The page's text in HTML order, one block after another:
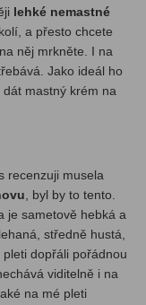
lehké nemastné
a přesto chcete
něj mrkněte. I na
Jako ideál ho
mastný krém na
recenzuji musela
, byl by to tento.
je sametově hebká a
středně hustá,
dopřáli pořádnou
viditelně i na
na mé pleti